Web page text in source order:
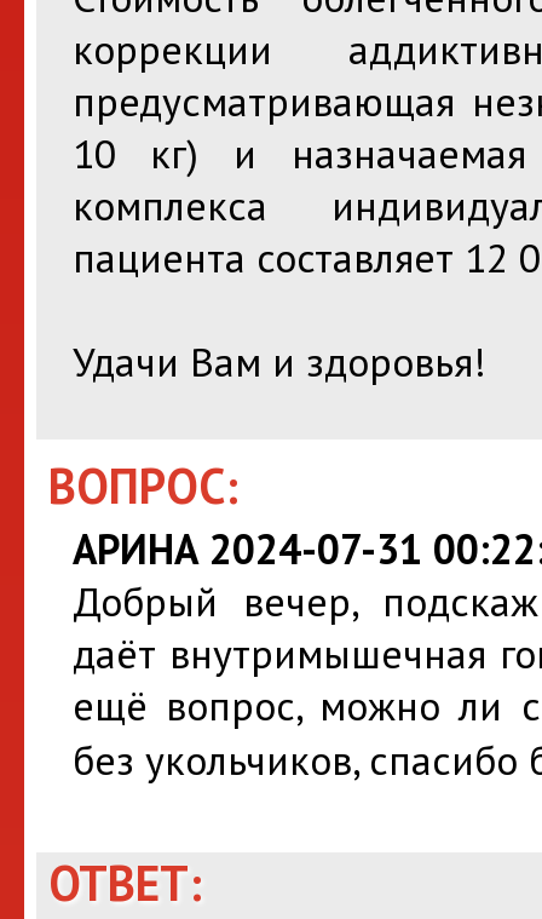
коррекции
предусматривающая
10 кг) и
комплекса
пациента составляет 12
Удачи Вам и здоровья!
ВОПРОС:
АРИНА 2024-07-31
Добрый вечер,
даёт внутримышечная
ещё вопрос, можно ли
без укольчиков,
ОТВЕТ: